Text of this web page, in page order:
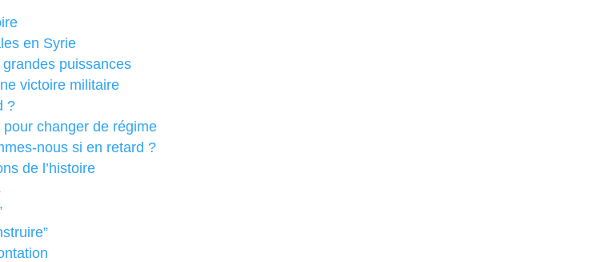
en Syrie
puissances
victoire militaire
?
pour changer de régime
nous si en retard ?
de l’histoire